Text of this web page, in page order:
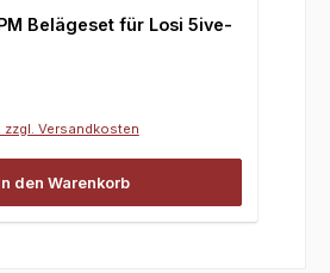
Belägeset für Losi 5ive-
zzgl. Versandkosten
den Warenkorb